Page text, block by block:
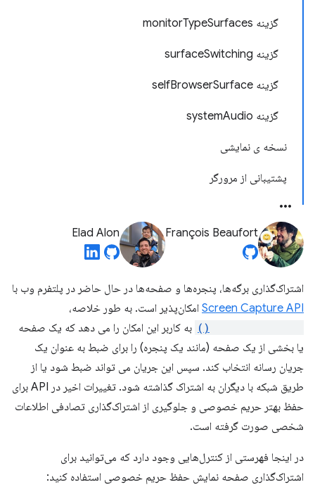
گزینه monitorTypeSurfaces
گزینه surfaceSwitching
گزینه selfBrowserSurface
گزینه systemAudio
نسخه ی نمایشی
پشتیبانی از مرورگر
François Beaufort
Elad Alon
اشتراک‌گذاری برگه‌ها، پنجره‌ها و صفحه‌ها در حال حاضر در پلتفرم وب با
Screen Capture API امکان‌پذیر است. به طور خلاصه،
به کاربر این امکان را می دهد که یک صفحه
یا بخشی از یک صفحه (مانند یک پنجره) را برای ضبط به عنوان یک
جریان رسانه انتخاب کند. سپس این جریان می تواند ضبط شود یا از
طریق شبکه با دیگران به اشتراک گذاشته شود. تغییرات اخیر در API برای
حفظ بهتر حریم خصوصی و جلوگیری از اشتراک‌گذاری تصادفی اطلاعات
شخصی صورت گرفته است.
در اینجا فهرستی از کنترل‌هایی وجود دارد که می‌توانید برای
اشتراک‌گذاری صفحه نمایش حفظ حریم خصوصی استفاده کنید: